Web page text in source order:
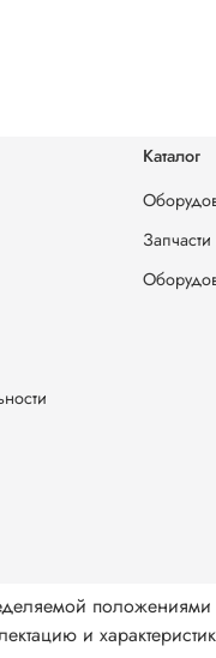
Каталог
положениями
и